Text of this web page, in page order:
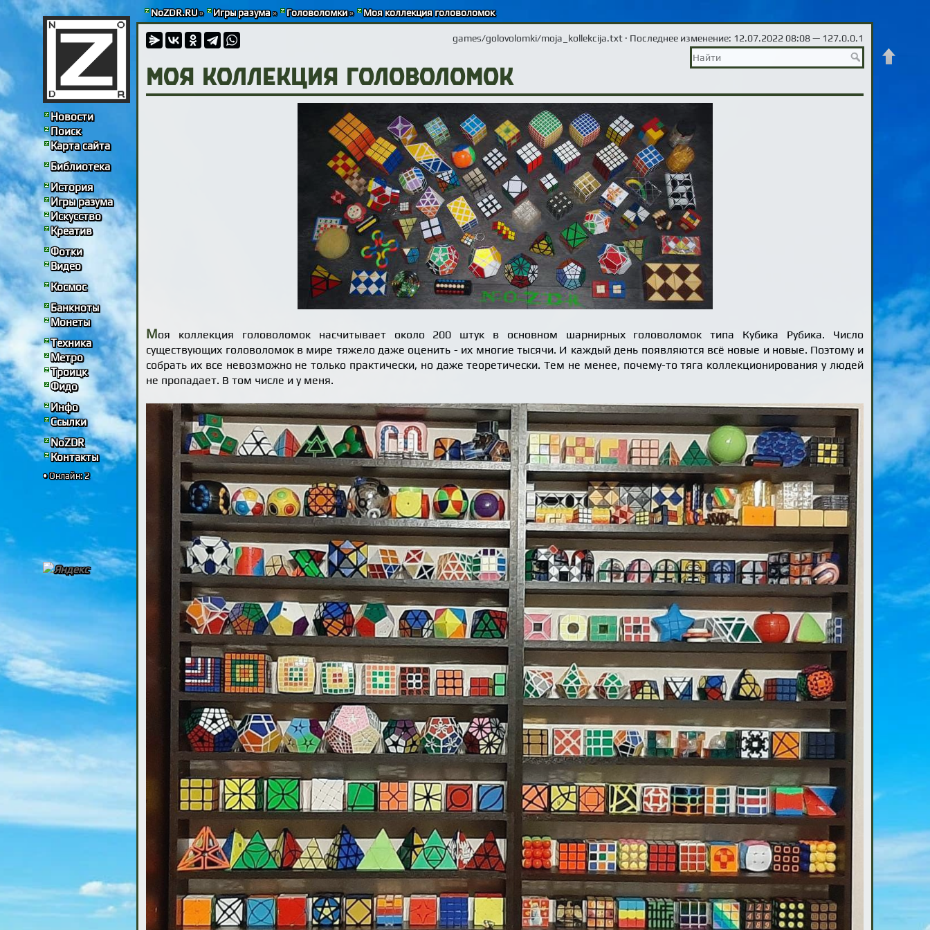
NoZDR.RU» Игры разума» Головоломки» Моя коллекция головоломок
Новости
Поиск
Карта сайта
Библиотека
История
Игры разума
Искусство
Креатив
Фотки
Видео
Космос
Банкноты
Монеты
Техника
Метро
Троицк
Фидо
Инфо
Ссылки
NoZDR
Контакты
• Онлайн: 2
games/golovolomki/moja_kollekcija.txt· Последнее изменение: 12.07.2022 08:08 — 127.0.0.1
Моя коллекция головоломок
Моя коллекция головоломок насчитывает около 200 штук в основном шарнирных головоломок типа Кубика Рубика. Число
существующих головоломок в мире тяжело даже оценить - их многие тысячи. И каждый день появляются всё новые и новые. Поэтому и
собрать их все невозможно не только практически, но даже теоретически. Тем не менее, почему-то тяга коллекционирования у людей
не пропадает. В том числе и у меня.
Наверх